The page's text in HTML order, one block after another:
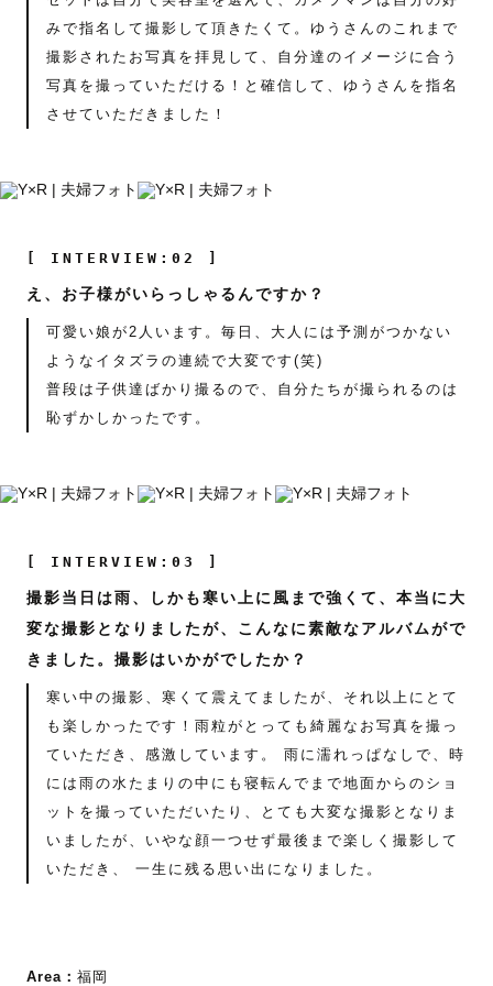
みで指名して撮影して頂きたくて。ゆうさんのこれまで
撮影されたお写真を拝見して、自分達のイメージに合う
写真を撮っていただける！と確信して、ゆうさんを指名
させていただきました！
[ INTERVIEW:02 ]
え、お子様がいらっしゃるんですか？
可愛い娘が2人います。毎日、大人には予測がつかない
ようなイタズラの連続で大変です(笑)
普段は子供達ばかり撮るので、自分たちが撮られるのは
恥ずかしかったです。
[ INTERVIEW:03 ]
撮影当日は雨、しかも寒い上に風まで強くて、本当に大
変な撮影となりましたが、こんなに素敵なアルバムがで
きました。撮影はいかがでしたか？
寒い中の撮影、寒くて震えてましたが、それ以上にとて
も楽しかったです！雨粒がとっても綺麗なお写真を撮っ
ていただき、感激しています。 雨に濡れっぱなしで、時
には雨の水たまりの中にも寝転んでまで地面からのショ
ットを撮っていただいたり、とても大変な撮影となりま
いましたが、いやな顔一つせず最後まで楽しく撮影して
いただき、 一生に残る思い出になりました。
Area： 福岡